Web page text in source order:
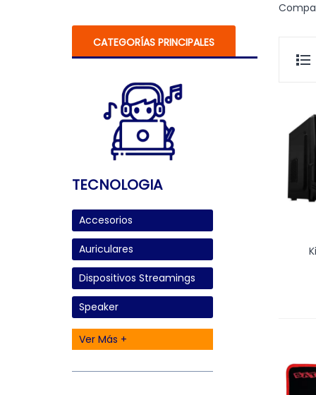
CATEGORÍAS PRINCIPALES
TECNOLOGIA
Accesorios
Auriculares
Dispositivos Streamings
Speaker
Ver Más +